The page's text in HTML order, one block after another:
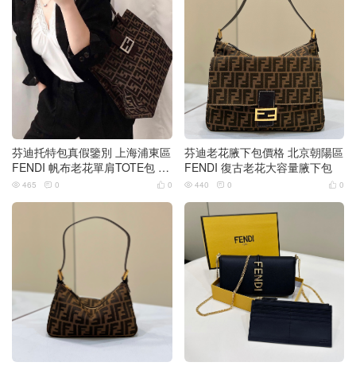
芬迪托特包真假鑒別 上海浦東區
FENDI 帆布老花單肩TOTE包 腋
下包
 0
 465  0
芬迪老花腋下包價格 北京朝陽區
FENDI 復古老花大容量腋下包
 0
 440  0